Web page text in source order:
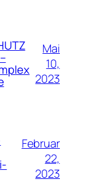
Mai
10,
2023
Februar
22,
2023